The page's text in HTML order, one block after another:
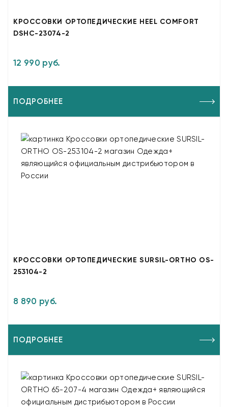
КРОССОВКИ ОРТОПЕДИЧЕСКИЕ HEEL COMFORT
DSHC-23074-2
12 990 руб.
ПОДРОБНЕЕ
КРОССОВКИ ОРТОПЕДИЧЕСКИЕ SURSIL-ORTHO OS-
253104-2
8 890 руб.
ПОДРОБНЕЕ